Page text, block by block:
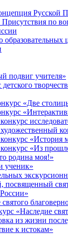
Русской
по
образовательных
подвиг учителя»
«Две
«История
«Из
родина моя!»
ученик»
посвященный
«Наследие
из жизни
к истокам»